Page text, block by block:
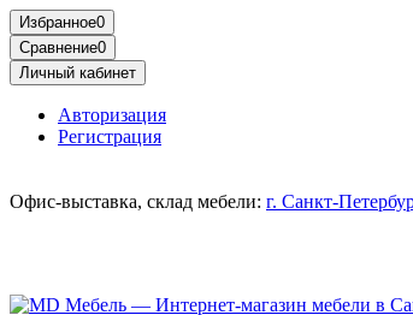
Избранное0
Сравнение0
Личный кабинет
Авторизация
Регистрация
Офис-выставка, склад мебели: г. Санкт-